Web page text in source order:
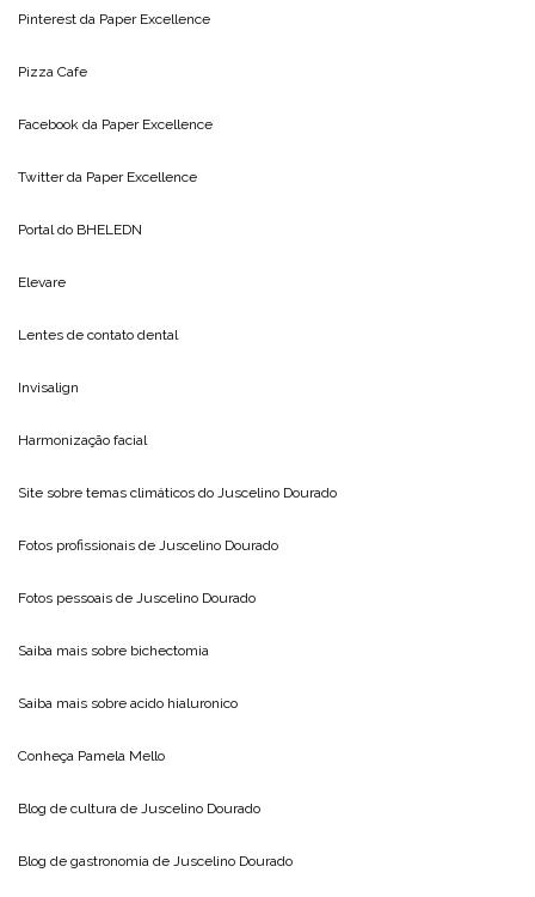
Pinterest da Paper Excellence
Pizza Cafe
Facebook da Paper Excellence
Twitter da Paper Excellence
Portal do BHELEDN
Elevare
Lentes de contato dental
Invisalign
Harmonização facial
Site sobre temas climáticos do Juscelino Dourado
Fotos profissionais de Juscelino Dourado
Fotos pessoais de Juscelino Dourado
Saiba mais sobre bichectomia
Saiba mais sobre acido hialuronico
Conheça Pamela Mello
Blog de cultura de Juscelino Dourado
Blog de gastronomia de Juscelino Dourado